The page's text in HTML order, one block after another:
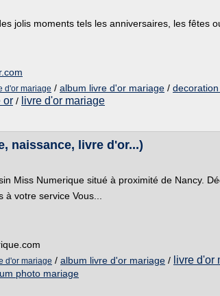
jolis moments tels les anniversaires, les fêtes
d'or mariage / album livre d'or mariage /
or / livre d'or mariage
naissance, livre d'or...)
Miss Numerique situé à proximité de Nancy.
votre service Vous...
d'or mariage / album livre d'or mariage / livre d'or
photo mariage